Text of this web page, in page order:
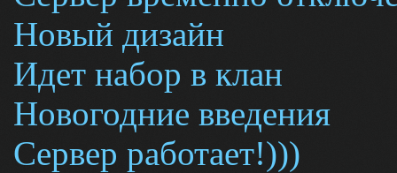
Новый дизайн
Идет набор в клан
Новогодние введения
Сервер работает!)))